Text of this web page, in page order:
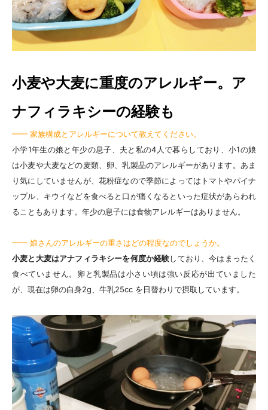
小麦や大麦に重度のアレルギー。ア
ナフィラキシーの経験も
━━ 家族構成とアレルギーについて教えてください。
小学1年生の娘と年少の息子、夫と私の4人で暮らしており、小1の娘
は小麦や大麦などの麦類、卵、乳製品のアレルギーがあります。あま
り気にしていませんが、花粉症なので季節によってはトマトやパイナ
ップル、キウイなどを食べると口が痛くなるといった症状があらわれ
ることもあります。年少の息子には食物アレルギーはありません。
━━ 娘さんのアレルギーの重さはどの程度なのでしょうか。
小麦と大麦はアナフィラキシーを何度か経験しており、今はまったく
食べていません。卵と乳製品は小さい頃は強い反応が出ていました
が、現在は卵の白身2g、牛乳25cc を日替わりで摂取しています。